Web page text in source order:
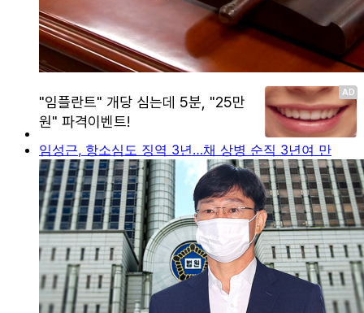
임성근, 항소심도 징역 3년…채 상병 순직 3년여 만